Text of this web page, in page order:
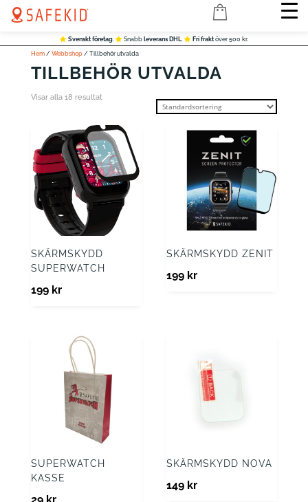
Svenskt företag. Snabb leverans DHL. Fri fraktöver 500 kr.
Hem/ Webbshop/ Tillbehör utvalda
TILLBEHÖR UTVALDA
Visar alla 18 resultat
SKÄRMSKYDD
SUPERWATCH
199 kr
SKÄRMSKYDD ZENIT
199 kr
SUPERWATCH
KASSE
SKÄRMSKYDD NOVA
149 kr